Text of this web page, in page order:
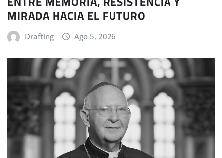
MIRADA HACIA EL FUTURO
Drafting Ago 5, 2026